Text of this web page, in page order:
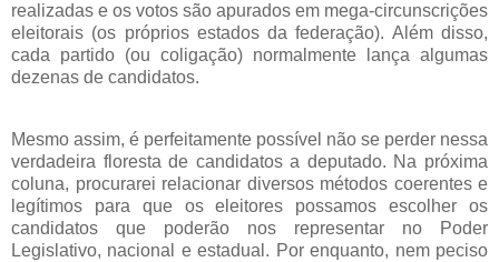
realizadas e os votos são apurados em mega-circunscrições
eleitorais (os próprios estados da federação). Além disso,
cada partido (ou coligação) normalmente lança algumas
dezenas de candidatos.
Mesmo assim, é perfeitamente possível não se perder nessa
verdadeira floresta de candidatos a deputado. Na próxima
coluna, procurarei relacionar diversos métodos coerentes e
legítimos para que os eleitores possamos escolher os
candidatos que poderão nos representar no Poder
Legislativo, nacional e estadual. Por enquanto, nem peciso